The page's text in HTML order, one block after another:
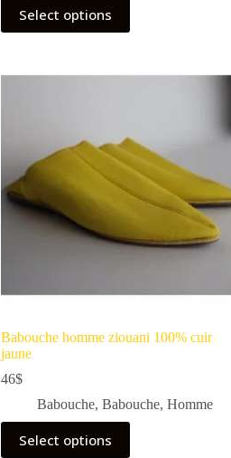
Select options
Babouche homme ziouani 100% cuir
jaune
46$
Babouche, Babouche, Homme
Select options